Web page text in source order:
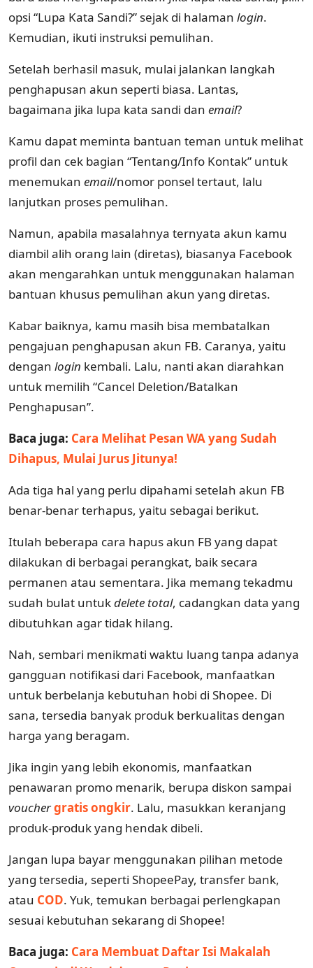
opsi “Lupa Kata Sandi?” sejak di halaman login.
Kemudian, ikuti instruksi pemulihan.
Setelah berhasil masuk, mulai jalankan langkah
penghapusan akun seperti biasa. Lantas,
bagaimana jika lupa kata sandi dan email?
Kamu dapat meminta bantuan teman untuk melihat
profil dan cek bagian “Tentang/Info Kontak” untuk
menemukan email/nomor ponsel tertaut, lalu
lanjutkan proses pemulihan.
Namun, apabila masalahnya ternyata akun kamu
diambil alih orang lain (diretas), biasanya Facebook
akan mengarahkan untuk menggunakan halaman
bantuan khusus pemulihan akun yang diretas.
Kabar baiknya, kamu masih bisa membatalkan
pengajuan penghapusan akun FB. Caranya, yaitu
dengan login kembali. Lalu, nanti akan diarahkan
untuk memilih “Cancel Deletion/Batalkan
Penghapusan”.
Baca juga: Cara Melihat Pesan WA yang Sudah
Dihapus, Mulai Jurus Jitunya!
Ada tiga hal yang perlu dipahami setelah akun FB
benar-benar terhapus, yaitu sebagai berikut.
Itulah beberapa cara hapus akun FB yang dapat
dilakukan di berbagai perangkat, baik secara
permanen atau sementara. Jika memang tekadmu
sudah bulat untukdelete total, cadangkan data yang
dibutuhkan agar tidak hilang.
Nah, sembari menikmati waktu luang tanpa adanya
gangguan notifikasi dari Facebook, manfaatkan
untuk berbelanja kebutuhan hobi di Shopee. Di
sana, tersedia banyak produk berkualitas dengan
harga yang beragam.
Jika ingin yang lebih ekonomis, manfaatkan
penawaran promo menarik, berupa diskon sampai
vouchergratis ongkir. Lalu, masukkan keranjang
produk-produk yang hendak dibeli.
Jangan lupa bayar menggunakan pilihan metode
yang tersedia, seperti ShopeePay, transfer bank,
atau COD. Yuk, temukan berbagai perlengkapan
sesuai kebutuhan sekarang di Shopee!
Baca juga: Cara Membuat Daftar Isi Makalah